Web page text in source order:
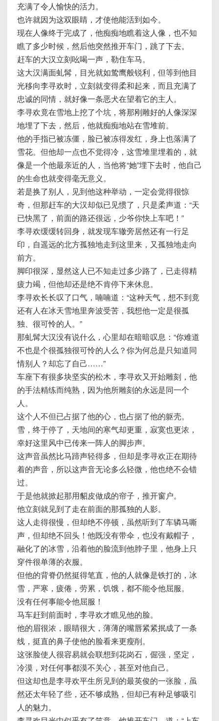
充满了令人愉快的活力。
也许就因为这双眼睛，才使他能活到如今。
现在人像终于完成了，他痴痴地瞧着这人像，也不知
瞧了多少时候，然后他突然推开车门，跳了下去。
赶车的大汉立刻吆喝一声，勒住车马。
这大汉满面虬髯，目光就如鸷鹰般锐利，但等到他目
光移向李寻欢时，立刻就变得柔和起来，而且充满了
忠诚的同情，就好像一条恶犬在望着它的主人。
李寻欢竟在雪地上挖了个坑，将那刚雕好的人像深深
地埋了下去，然后，他就痴痴地站在雪堆前。
他的手指已被冻僵，脸已被冻得发红，身上也落满了
雪花。但他却一点也不觉得冷，这雪堆里埋着的，就
像是一个他最亲近的人，当他将“她”埋下去时，他自己
的生命也就变得毫无意义。
若是换了别人，见到他这种举动，一定会觉得很惊
奇，但那赶车的大汉却似已见惯了，只是柔声道：“天
已快黑了，前面的路还很远，少爷你快上车吧！”
李寻欢缓缓转回身，就发现车辙旁居然还有一行足
印，自遥远的北方孤独地走到这里来，又孤独地走向
前方。
脚印很深，显然这人已不知走过多少路了，已走得精
疲力竭，但他却还是绝不肯停下来休息。
李寻欢长长叹了口气，喃喃道：“这种天气，想不到竟
还有人在冰天雪地里奔波受苦，我想他一定是很孤
独、很可怜的人。”
那虬髯大汉没有说什么，心里却在暗暗叹息：“你难道
不也是个很孤独很可怜的人么？你为何总是只知道同
情别人？却忘了自己……”
车座下有很多块坚实的松木，李寻欢又开始雕刻，他
的手法精练而纯熟，因为他所雕刻的永远是同一个
人。
这个人不但已占据了他的心，也占据了他的躯壳。
雪，终于停了，天地间的寒气却更重，寂寞也更浓，
幸好这里风中已传来一阵人的脚步声。
这声音虽然比马蹄声轻得多，但却是李寻欢正在期待
着的声音，所以这声音无论多么轻微，他也绝不会错
过。
于是他就掀起那用貂皮做成的帘子，推开窗户。
他立刻就见到了走在前面的那孤独的人影。
这人走得很慢，但却绝不停顿，虽然听到了车辚马嘶
声，但却绝不回头！他既没有带伞，也没有戴帽子，
融化了的冰雪，沿着他的脸流到他脖子里，他身上只
穿件很单薄的衣服。
但他的背脊仍然挺得笔直，他的人就像是铁打的，冰
雪，严寒，疲倦，劳累，饥饿，都不能令他屈服。
没有任何事能令他屈服！
马车赶到前面时，李寻欢才瞧见他的脸。
他的眉很浓，眼睛很大，薄薄的嘴唇紧紧抿成了一条
线，挺直的鼻子使他的脸看来更瘦削。
这张脸使人很容易就会联想到花岗石，倔强，坚定，
冷漠，对任何事都漠不关心，甚至对他自己。
但这却也是李寻欢平生所见到的最英俊的一张脸，虽
然还太年轻了些，还不够成熟，但却已有种足够吸引
人的魅力。